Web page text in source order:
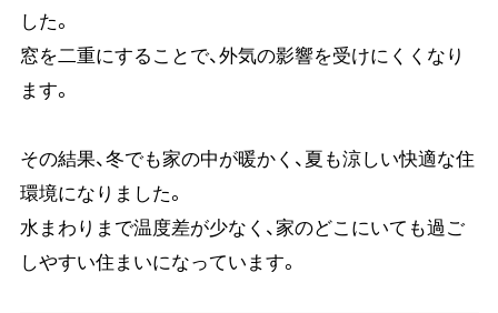
した。
窓を二重にすることで、外気の影響を受けにくくなり
ます。
その結果、冬でも家の中が暖かく、夏も涼しい快適な住
環境になりました。
水まわりまで温度差が少なく、家のどこにいても過ご
しやすい住まいになっています。